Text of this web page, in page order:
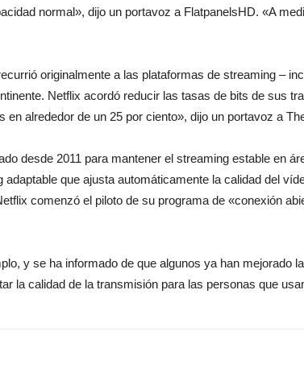
normal», dijo un portavoz a FlatpanelsHD. «A
originalmente a las plataformas de streaming –
Netflix acordó reducir las tasas de bits de sus
alrededor de un 25 por ciento», dijo un portavoz a
desde 2011 para mantener el streaming estable en
que ajusta automáticamente la calidad del
comenzó el piloto de su programa de «conexión
y se ha informado de que algunos ya han mejorado
la calidad de la transmisión para las personas que